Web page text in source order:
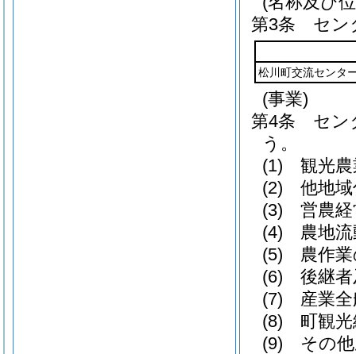
第3条
セン
松川町交流センタ
(事業)
第4条
セン
う。
(1)
観光
(2)
他地
(3)
営農
(4)
農地
(5)
農作
(6)
後継
(7)
産業
(8)
町観
(9)
その